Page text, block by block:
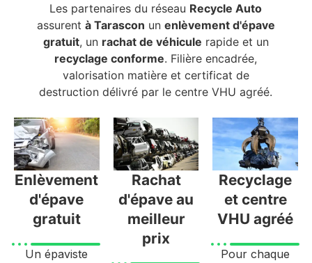
Les partenaires du réseau Recycle Auto
assurent à Tarascon un enlèvement d'épave
gratuit, un rachat de véhicule rapide et un
recyclage conforme. Filière encadrée,
valorisation matière et certificat de
destruction délivré par le centre VHU agréé.
Enlèvement
d'épave
gratuit
Un épaviste
Rachat
d'épave au
meilleur
prix
Recyclage
et centre
VHU agréé
Pour chaque